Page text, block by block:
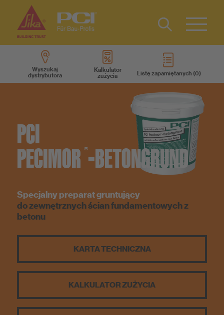
Produkty
O nas
Type 2 or
more
characters
Wyszukaj
dystrybutora
Kalkulator
zużycia
Listę zapamiętanych
Kontakt
PCI
PECIMOR ®-BETONGRUND
Specjalny preparat gruntujący
do zewnętrznych ścian fundamentowych z
betonu
KARTA TECHNICZNA
KALKULATOR ZUŻYCIA